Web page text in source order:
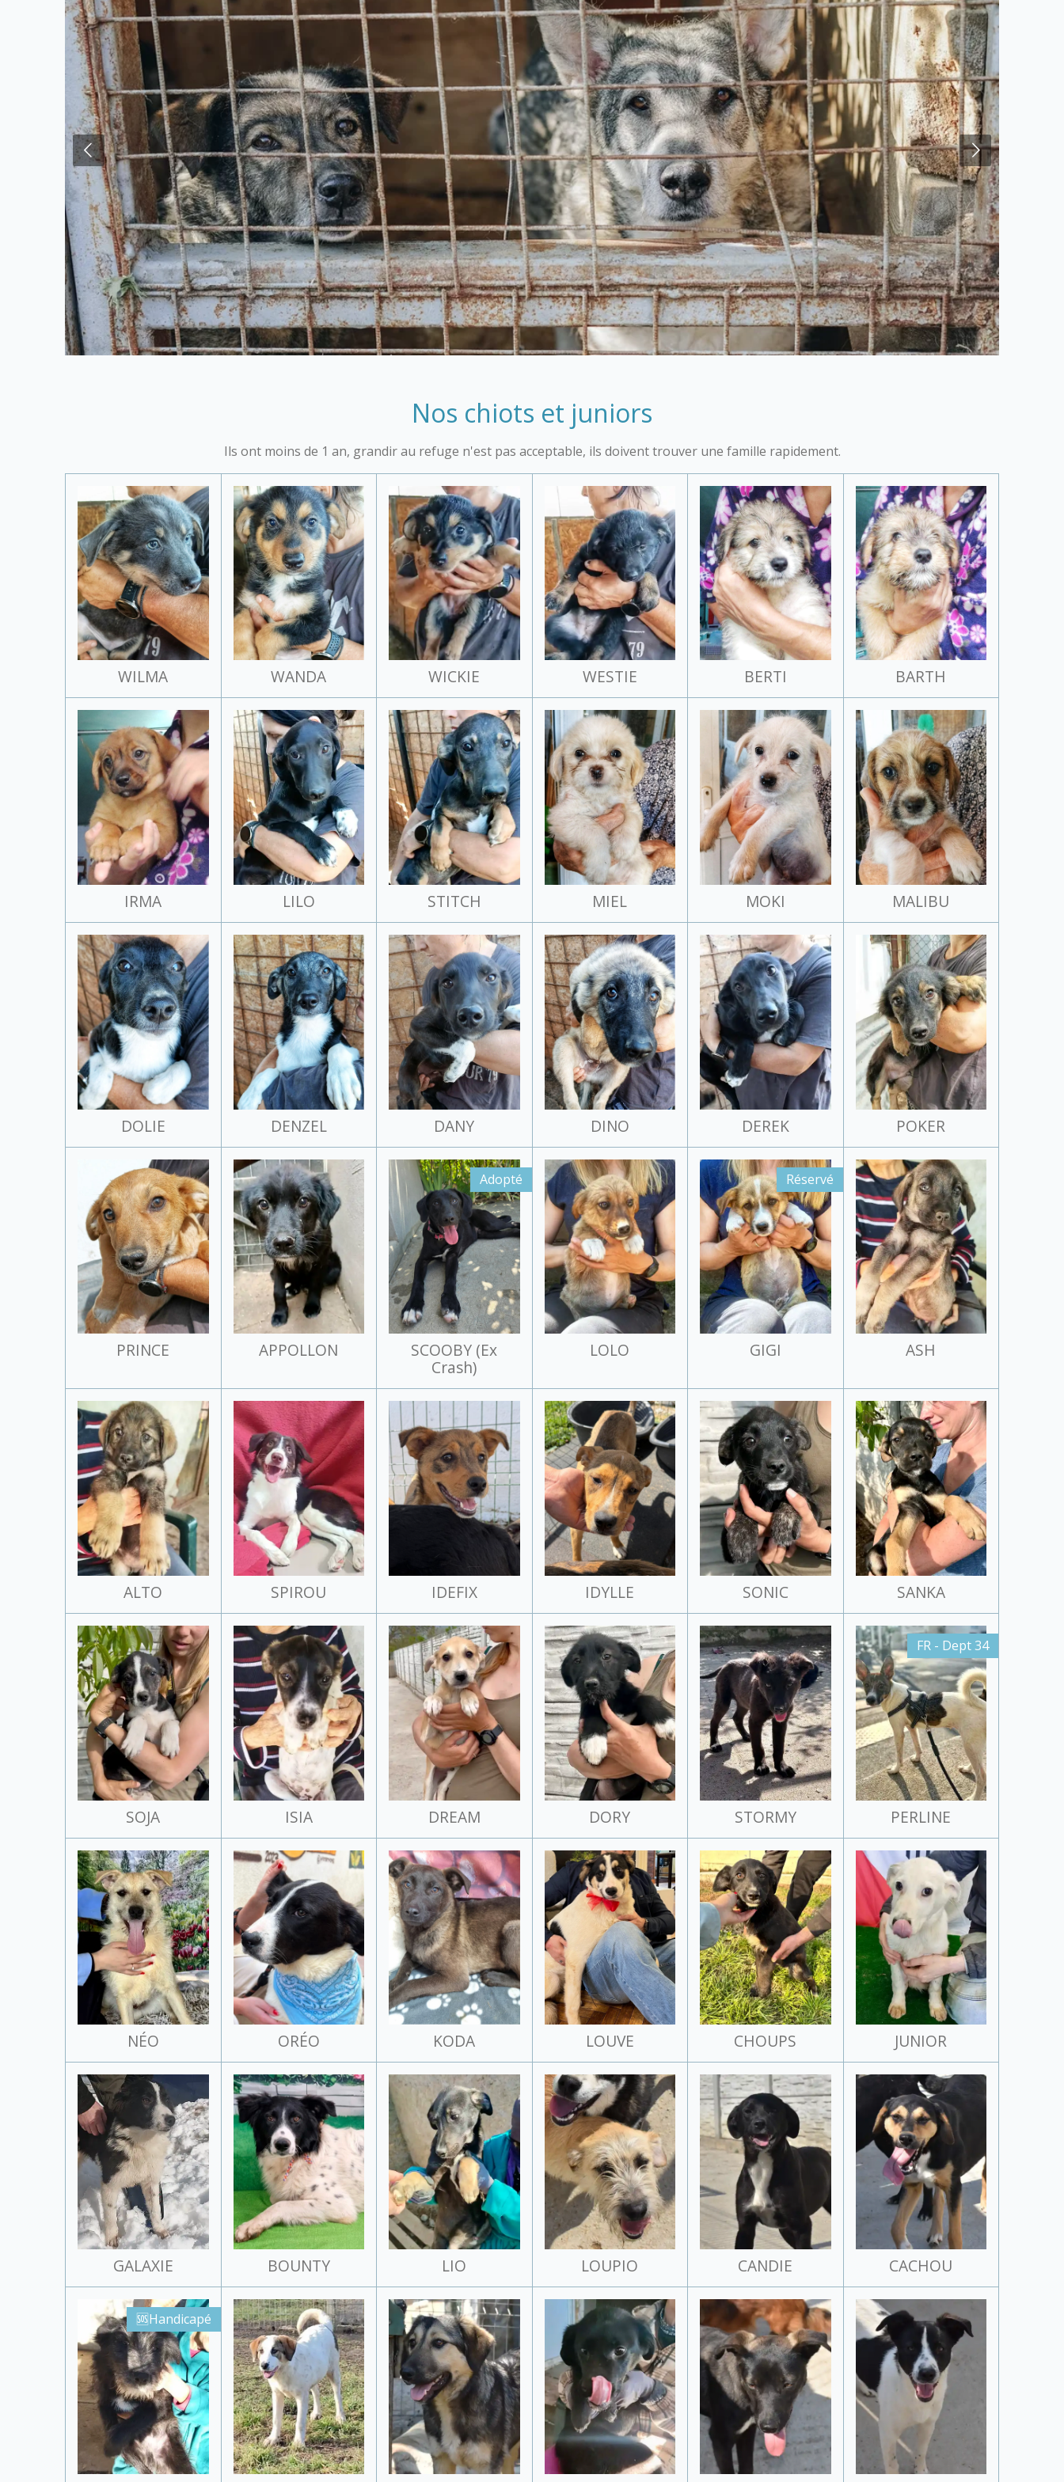
Nos chiots et juniors
Ils ont moins de 1 an, grandir au refuge n'est pas acceptable, ils doivent trouver une famille rapidement.
WILMA WANDA WICKIE WESTIE BERTI BARTH
IRMA LILO STITCH MIEL MOKI MALIBU
DOLIE DENZEL DANY DINO DEREK POKER
PRINCE APPOLLON
Adopté
SCOOBY (Ex
Crash)
LOLO
Réservé
GIGI ASH
ALTO SPIROU IDEFIX IDYLLE SONIC SANKA
SOJA ISIA DREAM DORY STORMY
FR - Dept 34
PERLINE
NÉO ORÉO KODA LOUVE CHOUPS JUNIOR
GALAXIE BOUNTY LIO LOUPIO CANDIE CACHOU
🆘Handicapé